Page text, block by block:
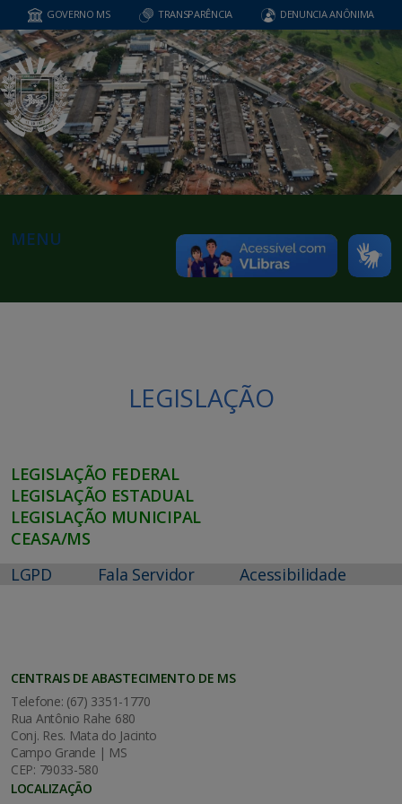
GOVERNO MS TRANSPARÊNCIA DENUNCIA ANÔNIMA
MENU
LEGISLAÇÃO
LEGISLAÇÃO FEDERAL
LEGISLAÇÃO ESTADUAL
LEGISLAÇÃO MUNICIPAL
CEASA/MS
LGPD
Fala Servidor Acessibilidade
CENTRAIS DE ABASTECIMENTO DE MS
Telefone: (67) 3351-1770
Rua Antônio Rahe 680
Conj. Res. Mata do Jacinto
Campo Grande | MS
CEP: 79033-580
LOCALIZAÇÃO